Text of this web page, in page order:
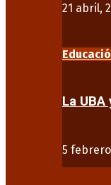
21 abril,
La
5